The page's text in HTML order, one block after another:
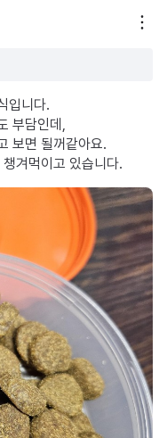
입니다.
부담인데,
보면 될꺼같아요.
겨먹이고 있습니다.